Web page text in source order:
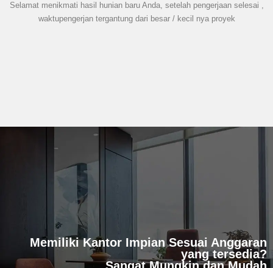
Selamat menikmati hasil hunian baru Anda, setelah pengerjaan selesai ,
waktupengerjan tergantung dari besar / kecil nya proyek
Memiliki Kantor Impian Sesuai Anggaran
yang tersedia?
Sangat Mungkin dan Mudah